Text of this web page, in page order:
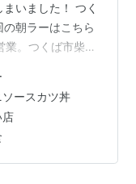
いました！ つく
朝ラーはこちら
業。つくば市柴
。ここでチケッ
はテーブル席も
ーブルには写真
文するのもいい
丼が着丼。シンプ
ースカツ丼